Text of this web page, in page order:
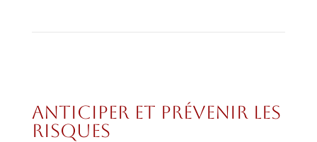
anticiper et prévenir les
risques